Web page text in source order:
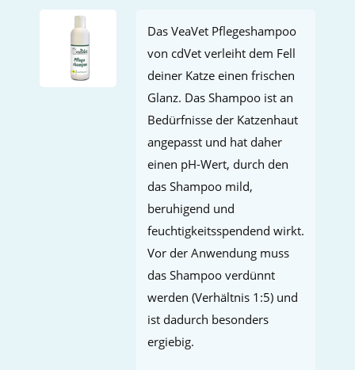
Das VeaVet Pflegeshampoo
von cdVet verleiht dem Fell
deiner Katze einen frischen
Glanz. Das Shampoo ist an
Bedürfnisse der Katzenhaut
angepasst und hat daher
einen pH-Wert, durch den
das Shampoo mild,
beruhigend und
feuchtigkeitsspendend wirkt.
Vor der Anwendung muss
das Shampoo verdünnt
werden (Verhältnis 1:5) und
ist dadurch besonders
ergiebig.